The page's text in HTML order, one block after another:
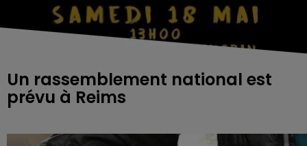
Un rassemblement national est
prévu à Reims